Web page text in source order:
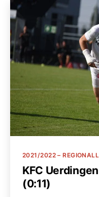
Kategorien
2021/2022 –
KFC
(0:11)